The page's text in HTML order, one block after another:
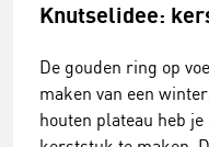
Knutselidee:
De gouden ring op
maken van een
houten plateau heb